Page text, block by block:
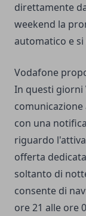
direttamente
weekend la
automatico e
Vodafone
In questi giorni
con una
riguardo
offerta
soltanto di
consente di
ore 21 alle ore